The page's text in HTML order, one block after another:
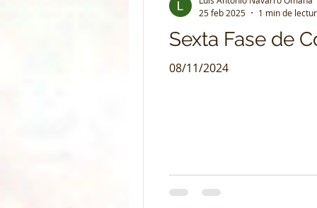
Sexta Fase de
08/11/2024
25 feb 2025
1 min de